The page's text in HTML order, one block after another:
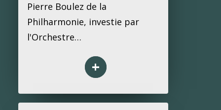
Pierre Boulez de la
Philharmonie, investie par
l'Orchestre…
+